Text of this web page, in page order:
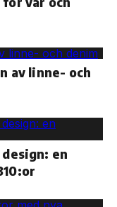
av linne- och
design: en